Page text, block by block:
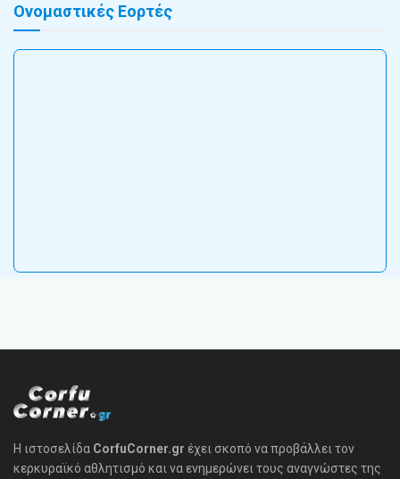
Ονομαστικές Εορτές
Η ιστοσελίδα CorfuCorner.gr έχει σκοπό να προβάλλει τον
κερκυραϊκό αθλητισμό και να ενημερώνει τους αναγνώστες της